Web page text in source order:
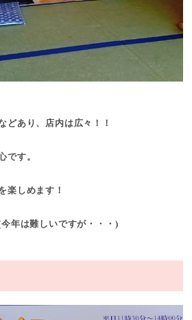
どあり、店内は広々！！
です。
楽しめます！
年は難しいですが・・・)